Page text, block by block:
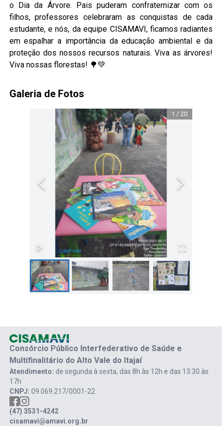
o Dia da Árvore. Pais puderam confraternizar com os
filhos, professores celebraram as conquistas de cada
estudante, e nós, da equipe CISAMAVI, ficamos radiantes
em espalhar a importância da educação ambiental e da
proteção dos nossos recursos naturais. Viva as árvores!
Viva nossas florestas! 🌳💚
Galeria de Fotos
1 /20
Consórcio Público Interfederativo de Saúde e
Multifinalitário do Alto Vale do Itajaí
Atendimento: de segunda à sexta, das 8h às 12h e das 13:30 às
17h
CNPJ: 09.069.217/0001-22
(47) 3531-4242
cisamavi@amavi.org.br